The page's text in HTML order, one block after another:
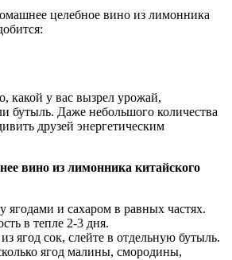
целебное вино из лимонника
какой у вас вызрел урожай,
бутыль. Даже небольшого количества
друзей энергетическим
вино из лимонника китайского
ягодами и сахаром в равных частях.
в тепле 2-3 дня.
ягод сок, слейте в отдельную бутыль.
ягод малины, смородины,